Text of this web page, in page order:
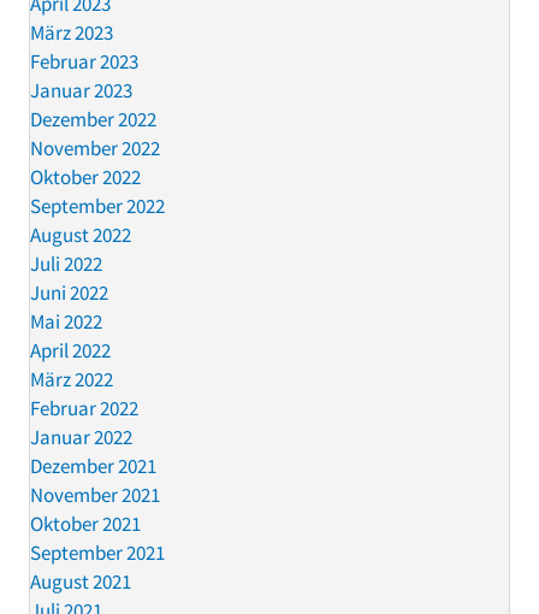
März 2023
Februar 2023
Januar 2023
Dezember 2022
November 2022
Oktober 2022
September 2022
August 2022
Juli 2022
Juni 2022
Mai 2022
April 2022
März 2022
Februar 2022
Januar 2022
Dezember 2021
November 2021
Oktober 2021
September 2021
August 2021